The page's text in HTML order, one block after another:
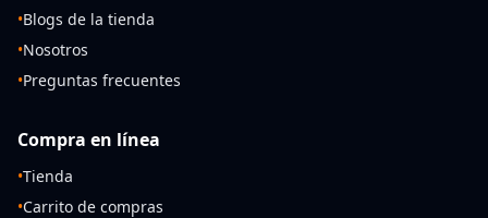
•Blogs de la tienda
•Nosotros
•Preguntas frecuentes
Compra en línea
•Tienda
•Carrito de compras